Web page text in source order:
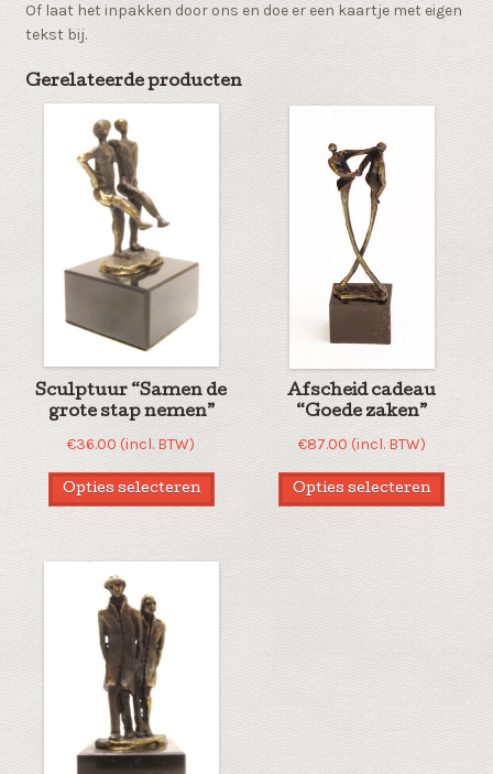
Of laat het inpakken door ons en doe er een kaartje met eigen
tekst bij.
Gerelateerde producten
Sculptuur “Samen de
grote stap nemen”
€36.00 (incl. BTW)
Opties selecteren
Afscheid cadeau
“Goede zaken”
€87.00 (incl. BTW)
Opties selecteren